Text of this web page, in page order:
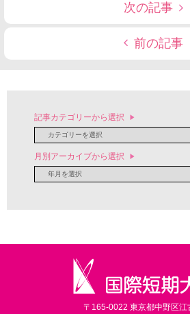
次の記事
前の記事
記事カテゴリーから選択
月別アーカイブから選択
〒165-0022 東京都中野区江